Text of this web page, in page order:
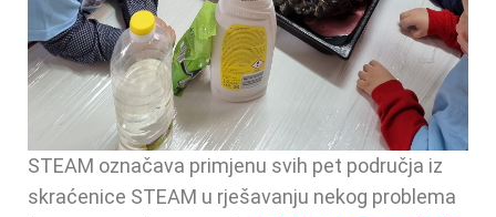
STEAM označava primjenu svih pet područja iz
skraćenice STEAM u rješavanju nekog problema